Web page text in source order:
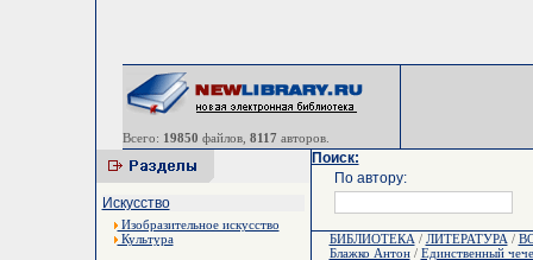
Всего: 19850 файлов, 8117 авторов.
Искусство
Изобразительное искусство
Культура
Поиск:
По автору:
БИБЛИОТЕКА / ЛИТЕРАТУРА /
Блажко Антон/ Единственный